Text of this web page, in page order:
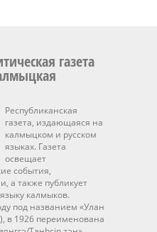
газета
Республиканская
газета, издающаяся на
калмыцком и русском
языках. Газета
освещает
события,
а также публикует
калмыков.
под названием «Улан
в 1926 переименована